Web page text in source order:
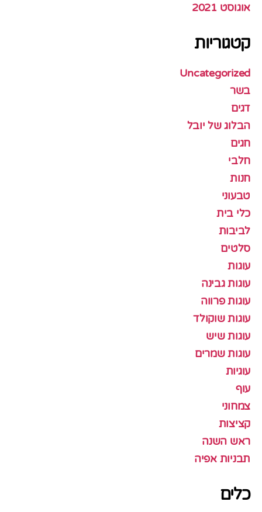
אוגוסט 2021
קטגוריות
Uncategorized
בשר
דגים
הבלוג של יובל
חגים
חלבי
חנות
טבעוני
כלי בית
לביבות
סלטים
עוגות
עוגות גבינה
עוגות פרווה
עוגות שוקולד
עוגות שיש
עוגות שמרים
עוגיות
עוף
צמחוני
קציצות
ראש השנה
תבניות אפיה
כלים